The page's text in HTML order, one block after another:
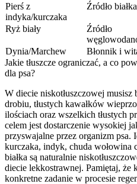
Pierś z
indyka/kurczaka
Źródło białka
Ryż biały
Źródło
Dynia/Marchew Błonnik i
Jakie tłuszcze ograniczać, a co
dla psa?
W diecie niskotłuszczowej
drobiu, tłustych kawałków
ilościach oraz wszelkich tłustych
celem jest dostarczenie wysokiej
przyswajalne przez organizm psa.
kurczaka, indyk, chuda wołowina
białka są naturalnie
diecie lekkostrawnej. Pamiętaj, że
konkretne zadanie w procesie